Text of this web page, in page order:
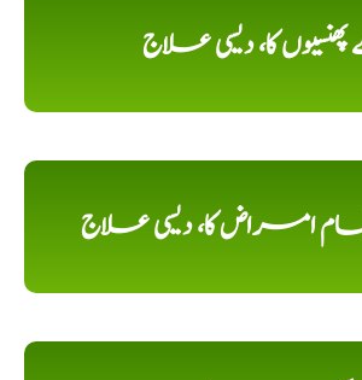
کا، دیسی علاج
امراض کا، دیسی علاج